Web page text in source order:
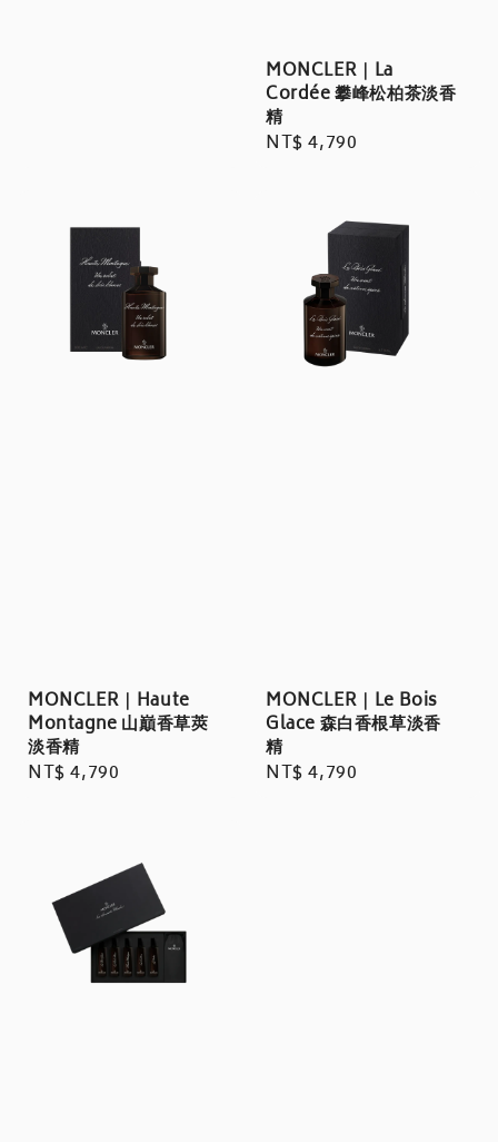
MONCLER｜La
Cordée 攀峰松柏茶淡香
精
Regular
NT$ 4,790
MONCLER｜Haute
Montagne 山巔香草莢
淡香精
Regular
NT$ 4,790
MONCLER｜Le Bois
Glace 森白香根草淡香
精
Regular
NT$ 4,790